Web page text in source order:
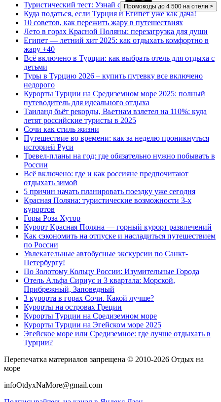
Промокоды до 4 500 на отели >
Туристический тест: Узнай страну по морю!
Куда податься, если Турция и Египет уже как дача!
10 советов, как пережить жару в путешествиях
Лето в горах Красной Поляны: перезагрузка для души
Египет — летний хит 2025: как отдыхать комфортно в
жару +40
Всё включено в Турции: как выбрать отель для отдыха с
детьми
Туры в Турцию 2026 – купить путевку все включено
недорого
Курорты Турции на Средиземном море 2025: полный
путеводитель для идеального отдыха
Таиланд бьёт рекорды, Вьетнам взлетел на 110%: куда
летят российские туристы в 2025
Сочи как стиль жизни
Путешествие во времени: как за неделю проникнуться
историей Руси
Тревел-планы на год: где обязательно нужно побывать в
России
Всё включено: где и как россияне предпочитают
отдыхать зимой
5 причин начать планировать поездку уже сегодня
Красная Поляна: туристические возможности 3-х
курортов
Горы Роза Хутор
Курорт Красная Поляна — горный курорт развлечений
Как сэкономить на отпуске и насладиться путешествием
по России
Увлекательные автобусные экскурсии по Санкт-
Петербургу!
По Золотому Кольцу России: Изумительные Города
Отель Альфа Сириус и 3 квартала: Морской,
Прибрежный, Заповедный
3 курорта в горах Сочи. Какой лучше?
Курорты на островах Греции
Курорты Турции на Средиземном море
Курорты Турции на Эгейском море 2025
Эгейское море или Средиземное: где лучше отдыхать в
Турции?
Перепечатка материалов запрещена © 2010-2026 Отдых на
море
infoOtdyxNaMore@gmail.com